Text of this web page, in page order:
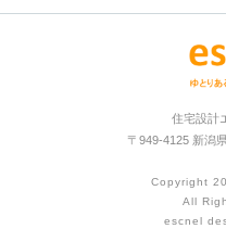
住宅設計
〒949-4125 新潟
Copyright
All
escnel